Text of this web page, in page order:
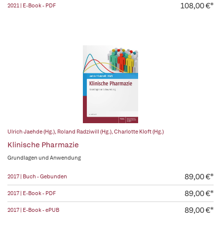
2021 | E-Book - PDF 108,00 €*
Ulrich Jaehde (Hg.), Roland Radziwill (Hg.),Charlotte Kloft (Hg.)
Klinische Pharmazie
Grundlagen und Anwendung
2017 | Buch - Gebunden 89,00 €*
2017 | E-Book - PDF 89,00 €*
2017 | E-Book - ePUB 89,00 €*